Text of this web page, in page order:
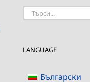
Търсене
LANGUAGE
Български